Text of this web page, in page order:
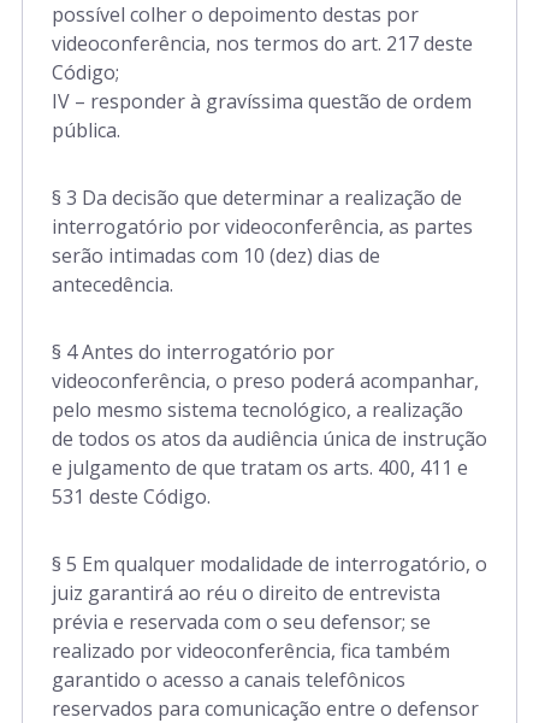
possível colher o depoimento destas por
videoconferência, nos termos do art. 217 deste
Código;
IV – responder à gravíssima questão de ordem
pública.
§ 3 Da decisão que determinar a realização de
interrogatório por videoconferência, as partes
serão intimadas com 10 (dez) dias de
antecedência.
§ 4 Antes do interrogatório por
videoconferência, o preso poderá acompanhar,
pelo mesmo sistema tecnológico, a realização
de todos os atos da audiência única de instrução
e julgamento de que tratam os arts. 400, 411 e
531 deste Código.
§ 5 Em qualquer modalidade de interrogatório, o
juiz garantirá ao réu o direito de entrevista
prévia e reservada com o seu defensor; se
realizado por videoconferência, fica também
garantido o acesso a canais telefônicos
reservados para comunicação entre o defensor